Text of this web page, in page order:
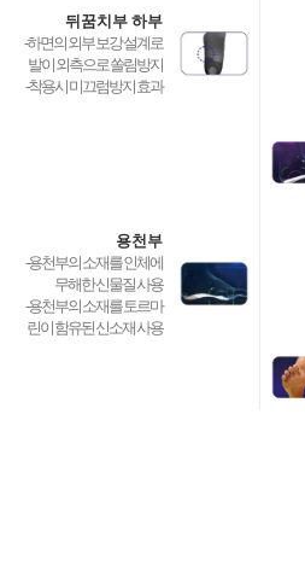
뒤꿈치부 하부
-하면의 외부 보강 설계로
발이 외측으로 쏠림방지
-착용시 미끄럼방지 효과
용천부
-용천부의 소재를 인체에
무해한 신물질 사용
-용천부의 소재를 토르마
린이 함유된 신소재 사용